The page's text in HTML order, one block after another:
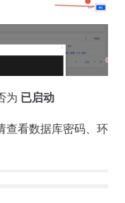
为 已启动
查看数据库密码、环